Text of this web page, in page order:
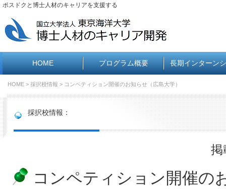
ポスドクと博士人材のキャリアを支援する
HOME プログラム概要 長期インターン
HOME > 採択校情報 > コンペティション開催のお知らせ（広島大学）
採択校情報：
掲
コンペティション開催の